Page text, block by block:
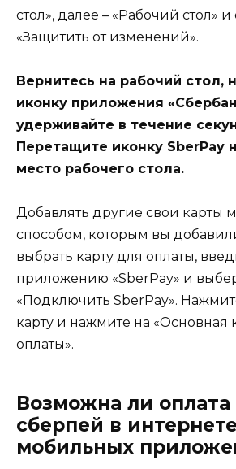
стол», далее – «Рабочий стол»
«Защитить от изменений».
Вернитесь на рабочий стол,
иконку приложения
удерживайте в течение
Перетащите иконку SberPay
место рабочего стола.
Добавлять другие свои карты
способом, которым вы
выбрать карту для оплаты,
приложению «SberPay» и
«Подключить SberPay».
карту и нажмите на «Основная
оплаты».
Возможна ли оплата
сберпей в
мобильных